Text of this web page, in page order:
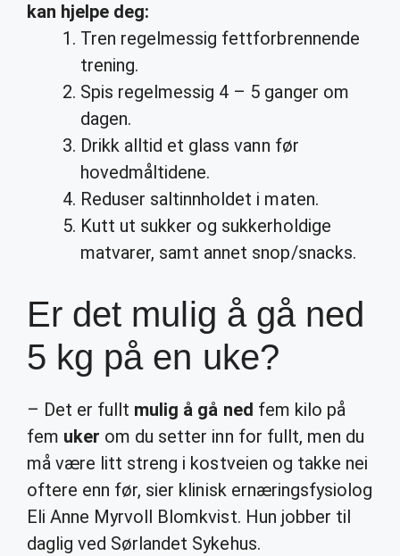
kan hjelpe deg:
Tren regelmessig fettforbrennende
trening.
Spis regelmessig 4 – 5 ganger om
dagen.
Drikk alltid et glass vann før
hovedmåltidene.
Reduser saltinnholdet i maten.
Kutt ut sukker og sukkerholdige
matvarer, samt annet snop/snacks.
Er det mulig å gå ned
5 kg på en uke?
– Det er fullt mulig å gå ned fem kilo på
fem uker om du setter inn for fullt, men du
må være litt streng i kostveien og takke nei
oftere enn før, sier klinisk ernæringsfysiolog
Eli Anne Myrvoll Blomkvist. Hun jobber til
daglig ved Sørlandet Sykehus.